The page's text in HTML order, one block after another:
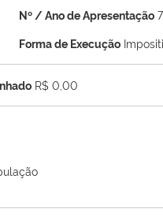
Nº / Ano de Apresentação
Forma de Execução
R$ 0,00